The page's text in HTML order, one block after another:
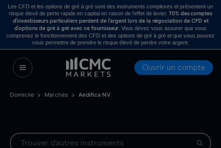
Les CFD et les options de gré à gré sont des instruments complexes et présentent un
risque élevé de perte rapide en capital en raison de l’effet de levier. 70% des comptes
d’investisseurs particuliers perdent de l’argent lors de la négociation de CFD et
d’options de gré à gré avec ce fournisseur . Vous devez vous assurer que vous
comprenez le fonctionnement des CFD et des options de gré à gré et que vous pouvez
vous permettre de prendre le risque élevé de perdre votre argent.
Ouvrir un compte
Domicile Marchés Aedifica NV